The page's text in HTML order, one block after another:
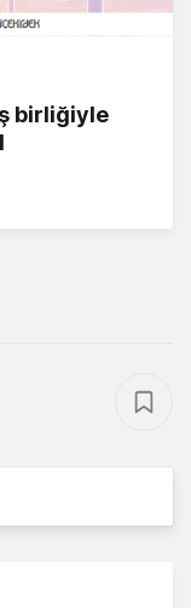
birliğiyle